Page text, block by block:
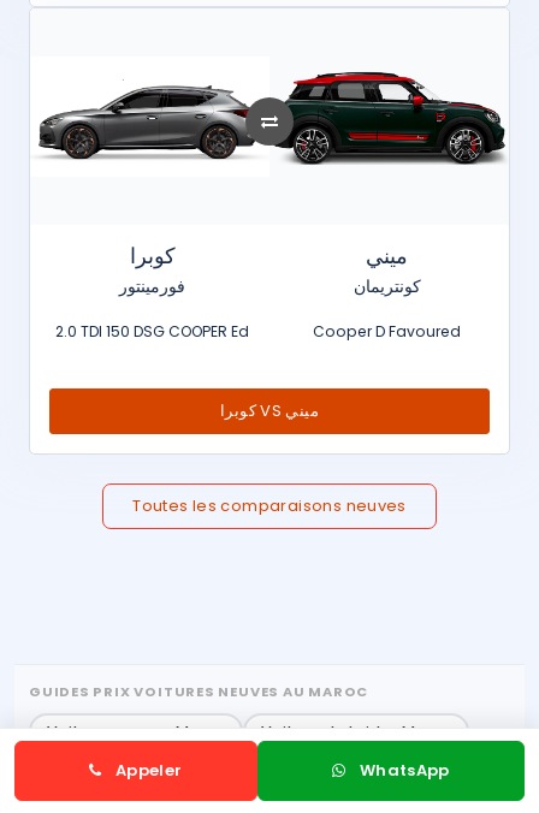
كوبرا
فورمينتور
2.0 TDI 150 DSG COOPER Ed
ميني
كونتريمان
Cooper D Favoured
كوبرا VS ميني
Toutes les comparaisons neuves
Appeler WhatsApp
GUIDES PRIX VOITURES NEUVES AU MAROC
Voitures neuves Maroc
Voitures hybrides Maroc
Voitures électriques neuves Maroc
Voitures neuves moins de 200 000 DH